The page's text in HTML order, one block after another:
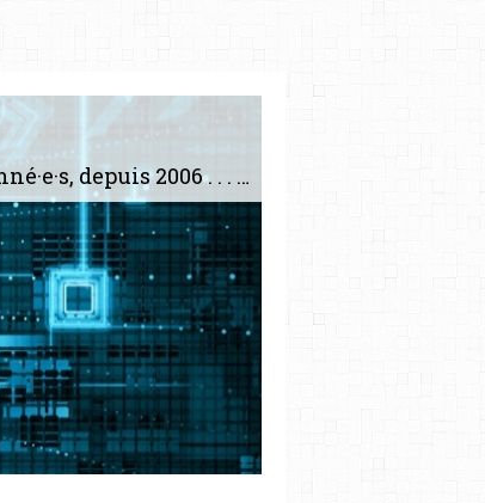
Le plus gros site de philosophie de France ! ABONNEZ-VOUS ! 4115 Articles, 1634 abonné·e·s, depuis 2006 . . . . . . . . 2 852 214 pages vues jusqu'à présent. Prestance et être apte à un plus grand nombre de choses.